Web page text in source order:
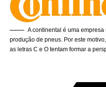
A continental é uma
produção de pneus. Por este
as letras C e O tentam formar a